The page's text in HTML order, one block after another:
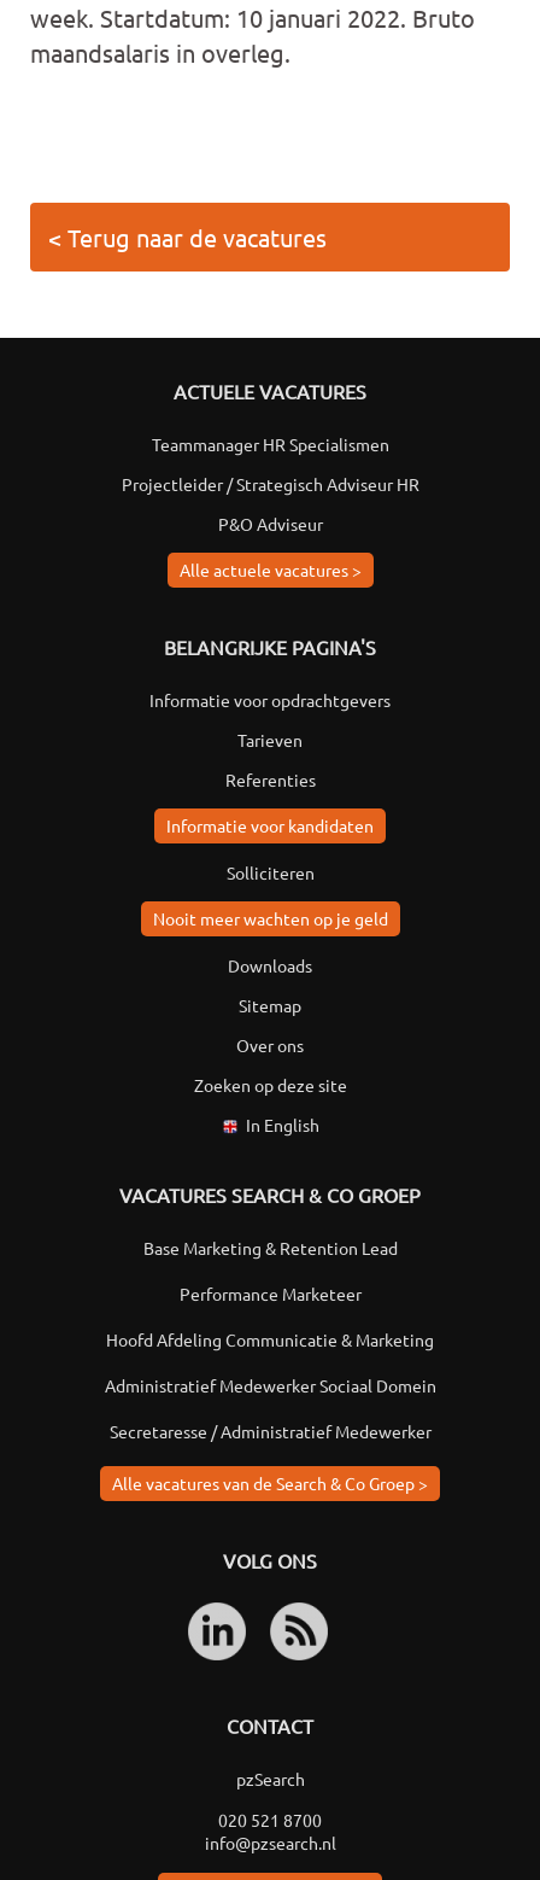
week. Startdatum: 10 januari 2022. Bruto
maandsalaris in overleg.
< Terug naar de vacatures
ACTUELE VACATURES
Teammanager HR Specialismen
Projectleider / Strategisch Adviseur HR
P&O Adviseur
Alle actuele vacatures >
BELANGRIJKE PAGINA'S
Informatie voor opdrachtgevers
Tarieven
Referenties
Informatie voor kandidaten
Solliciteren
Nooit meer wachten op je geld
Downloads
Sitemap
Over ons
Zoeken op deze site
In English
VACATURES SEARCH & CO GROEP
Base Marketing & Retention Lead
Performance Marketeer
Hoofd Afdeling Communicatie & Marketing
Administratief Medewerker Sociaal Domein
Secretaresse / Administratief Medewerker
Alle vacatures van de Search & Co Groep >
VOLG ONS
CONTACT
pzSearch
020 521 8700
info@pzsearch.nl